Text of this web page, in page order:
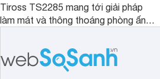
Tiross TS2285 mang tới giải pháp
làm mát và thông thoáng phòng ấn
khách hàng.